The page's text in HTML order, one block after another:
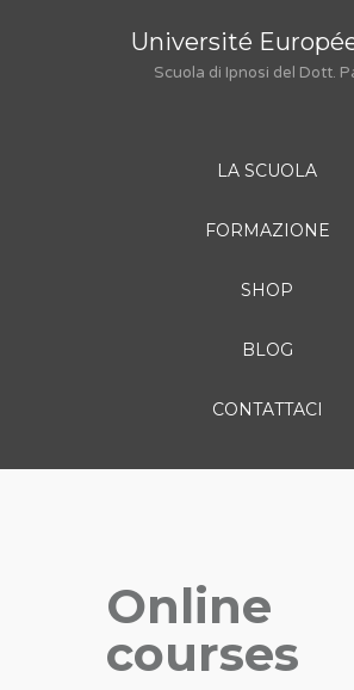
Université
Scuola di Ipnosi del Dott.
LA SCUOLA
FORMAZIONE
SHOP
BLOG
CONTATTACI
Online
courses